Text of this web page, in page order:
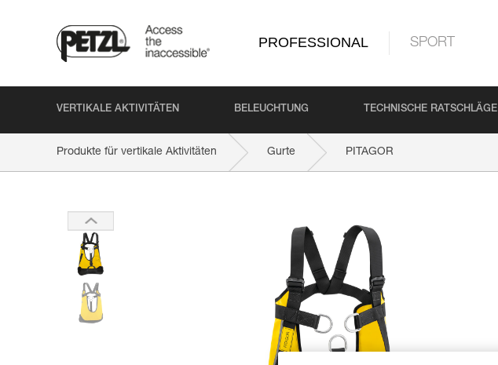
PROFESSIONAL SPORT
VERTIKALE AKTIVITÄTEN BELEUCHTUNG TECHNISCHE RATSCHLÄGE
Produkte für vertikale Aktivitäten Gurte PITAGOR